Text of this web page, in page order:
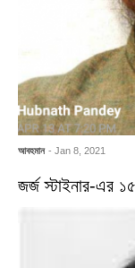
আবহমান - Jan 8, 2021
জর্জ স্টাইনার-এর